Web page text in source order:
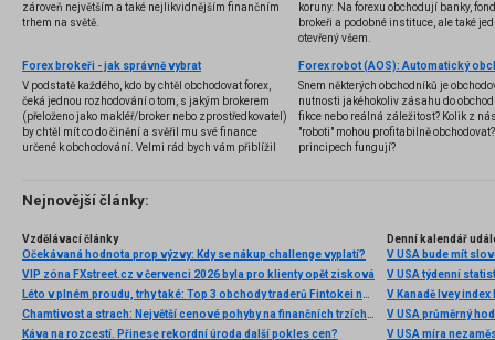
zároveň největším a také nejlikvidnějším finančním
trhem na světě.
koruny. Na forexu obchodují banky,
brokeři a podobné instituce, ale také
otevřený všem.
Forex brokeři - jak správně vybrat
V podstatě každého, kdo by chtěl obchodovat forex,
čeká jednou rozhodování o tom, s jakým brokerem
(přeloženo jako makléř/broker nebo zprostředkovatel)
by chtěl mít co do činění a svěřil mu své finance
určené k obchodování. Velmi rád bych vám přiblížil
několik příkladů nejznámějších z nich.
Snem některých obchodníků je
nutnosti jakéhokoliv zásahu do
fikce nebo reálná záležitost? Kolik z
"roboti" mohou profitabilně
principech fungují?
Nejnovější články:
Vzdělávací články
Očekávaná hodnota prop výzvy: Kdy se nákup challenge vyplatí?
VIP zóna FXstreet.cz v červenci 2026 byla pro klienty opět zisková
Léto v plném proudu, trhy také: Top 3 obchody traderů Fintokei na indexech a zlatě
Chamtivost a strach: Největší cenové pohyby na finančních trzích (červenec 2026)
Káva na rozcestí. Přinese rekordní úroda další pokles cen?
Denní kalendář
V USA bude mít
V USA týdenní
V Kanadě Ivey index
V USA průměrný
V USA míra